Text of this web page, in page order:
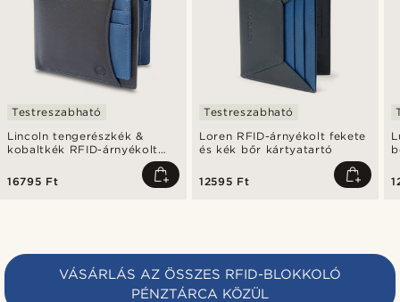
Lincoln tengerészkék &
kobaltkék RFID-árnyékolt
bőrtárca és kártyatartó
Testreszabható
16795 Ft
Loren RFID-árnyékolt fekete
és kék bőr kártyatartó
Testreszabható
12595 Ft
VÁSÁRLÁS AZ ÖSSZES RFID-BLOKKOLÓ
PÉNZTÁRCA KÖZÜL